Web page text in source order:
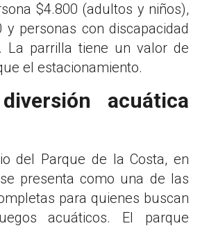
$4.800 (adultos y niños),
y personas con discapacidad
La parrilla tiene un valor de
el estacionamiento.
acuática
del Parque de la Costa, en
se presenta como una de las
para quienes buscan
acuáticos. El parque